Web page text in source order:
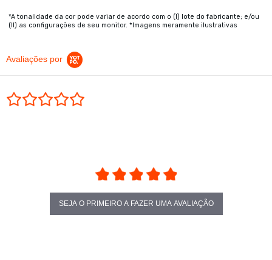
*A tonalidade da cor pode variar de acordo com o (I) lote do fabricante; e/ou
(II) as configurações de seu monitor. *Imagens meramente ilustrativas
Avaliações por
SEJA O PRIMEIRO A FAZER UMA AVALIAÇÃO